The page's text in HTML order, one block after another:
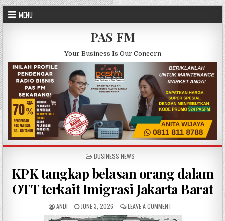
Skip to content
MENU
PAS FM
Your Business Is Our Concern
POSTED IN
BUSINESS NEWS
KPK tangkap belasan orang dalam
OTT terkait Imigrasi Jakarta Barat
AUTHOR:
ANDI PUBLISHED DATE:
JUNE 3, 2026 LEAVE A COMMENTON KPK TANGKAP